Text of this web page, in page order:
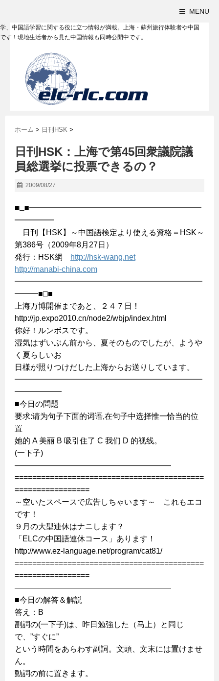
MENU
、中国語学習に関する役に立つ情報が満載。上海・蘇州旅行体験者や中国
す！現地生活者から見た中国情報も同時公開中です。
ホーム > 日刊HSK >
日刊HSK：上海で第45回衆議院議
員総選挙に投票できるの？
2009/08/27
■□■━━━━━━━━━━━━━━━━━━━━━━
━━━━━
日刊【HSK】～中国語検定より使える資格＝HSK～
第386号（2009年8月27日）
発行：HSK網
http://hsk-wang.net
http://manabi-china.com
━━━━━━━━━━━━━━━━━━━━━━━━
━━━■□■
上海万博開催まであと、２４７日！
http://jp.expo2010.cn/node2/wbjp/index.html
你好！ルンボスです。
湿気はずいぶん前から、夏そのものでしたが、ようや
く夏らしいお
日様が照りつけだした上海からお送りしています。
━━━━━━━━━━━━━━━━━━━━━━━━
━━━━━━
■今日の問題
要求:请为句子下面的词语,在句子中选择惟一恰当的位
置
她的 A 美丽 B 吸引住了 C 我们 D 的视线。
(一下子)
————————————————————
===========================================
=================
～空いたスペースで広告しちゃいます～ これもエコ
です！
９月の大型連休はナニします？
「ELCの中国語連休コース」あります！
http://www.ez-language.net/program/cat81/
===========================================
=================
————————————————————
■今日の解答＆解説
答え：B
副詞の(一下子)は、昨日勉強した（马上）と同じ
で、”すぐに”
という時間をあらわす副詞。文頭、文末には置けませ
ん。
動詞の前に置きます。